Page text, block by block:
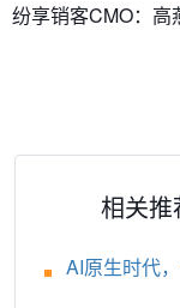
纷享销客CMO：高
相关推
AI原生时代